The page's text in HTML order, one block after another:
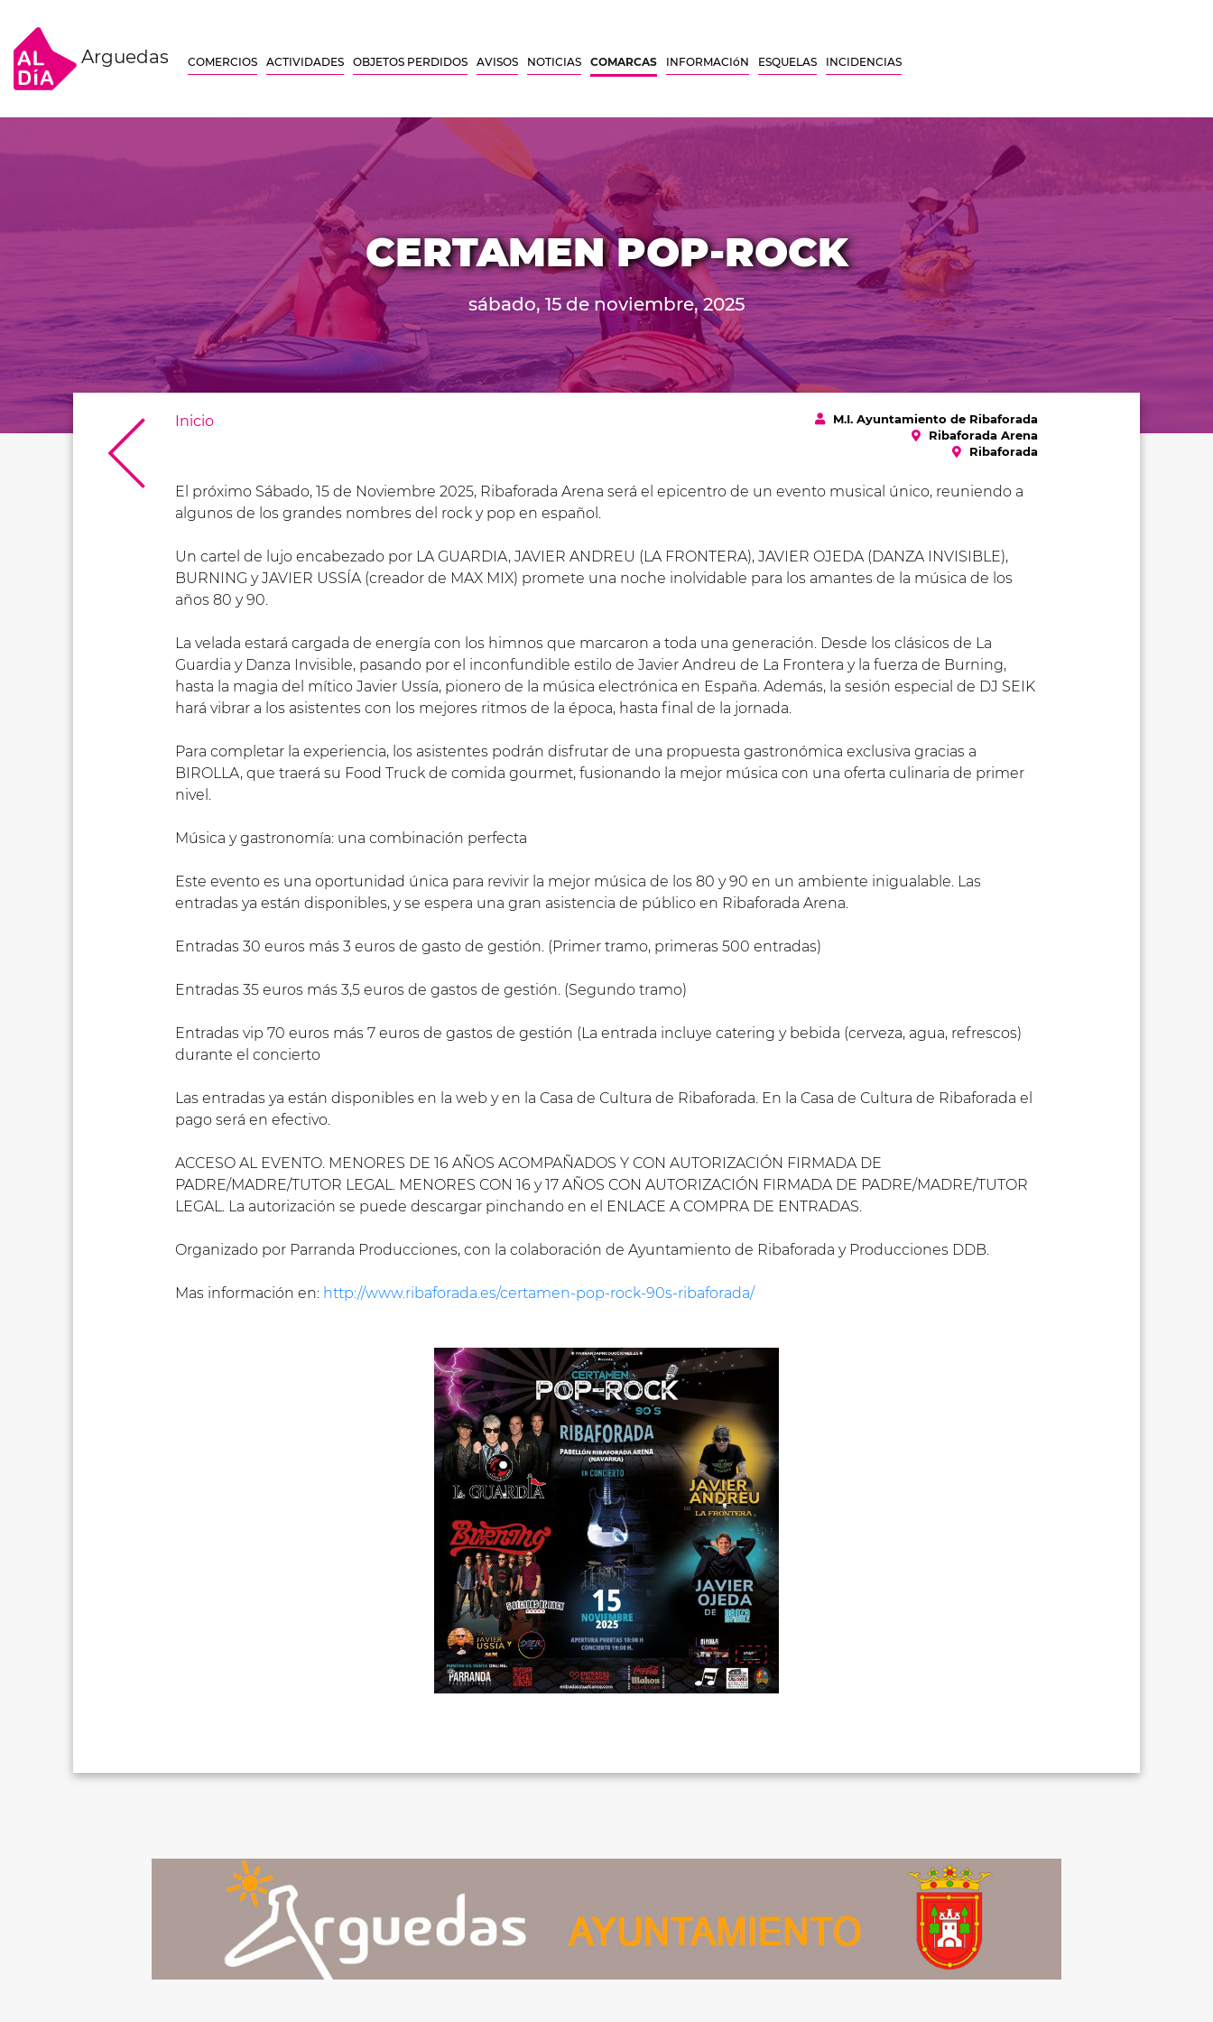
Arguedas COMERCIOS ACTIVIDADES OBJETOS PERDIDOS AVISOS NOTICIAS COMARCAS INFORMACIóN ESQUELAS INCIDENCIAS
CERTAMEN POP-ROCK
sábado, 15 de noviembre, 2025
Inicio
M.I. Ayuntamiento de Ribaforada
Ribaforada Arena
Ribaforada
El próximo Sábado, 15 de Noviembre 2025, Ribaforada Arena será el epicentro de un evento musical único, reuniendo a
algunos de los grandes nombres del rock y pop en español.
Un cartel de lujo encabezado por LA GUARDIA, JAVIER ANDREU (LA FRONTERA), JAVIER OJEDA (DANZA INVISIBLE),
BURNING y JAVIER USSÍA (creador de MAX MIX) promete una noche inolvidable para los amantes de la música de los
años 80 y 90.
La velada estará cargada de energía con los himnos que marcaron a toda una generación. Desde los clásicos de La
Guardia y Danza Invisible, pasando por el inconfundible estilo de Javier Andreu de La Frontera y la fuerza de Burning,
hasta la magia del mítico Javier Ussía, pionero de la música electrónica en España. Además, la sesión especial de DJ SEIK
hará vibrar a los asistentes con los mejores ritmos de la época, hasta final de la jornada.
Para completar la experiencia, los asistentes podrán disfrutar de una propuesta gastronómica exclusiva gracias a
BIROLLA, que traerá su Food Truck de comida gourmet, fusionando la mejor música con una oferta culinaria de primer
nivel.
Música y gastronomía: una combinación perfecta
Este evento es una oportunidad única para revivir la mejor música de los 80 y 90 en un ambiente inigualable. Las
entradas ya están disponibles, y se espera una gran asistencia de público en Ribaforada Arena.
Entradas 30 euros más 3 euros de gasto de gestión. (Primer tramo, primeras 500 entradas)
Entradas 35 euros más 3,5 euros de gastos de gestión. (Segundo tramo)
Entradas vip 70 euros más 7 euros de gastos de gestión (La entrada incluye catering y bebida (cerveza, agua, refrescos)
durante el concierto
Las entradas ya están disponibles en la web y en la Casa de Cultura de Ribaforada. En la Casa de Cultura de Ribaforada el
pago será en efectivo.
ACCESO AL EVENTO. MENORES DE 16 AÑOS ACOMPAÑADOS Y CON AUTORIZACIÓN FIRMADA DE
PADRE/MADRE/TUTOR LEGAL. MENORES CON 16 y 17 AÑOS CON AUTORIZACIÓN FIRMADA DE PADRE/MADRE/TUTOR
LEGAL. La autorización se puede descargar pinchando en el ENLACE A COMPRA DE ENTRADAS.
Organizado por Parranda Producciones, con la colaboración de Ayuntamiento de Ribaforada y Producciones DDB.
Mas información en: http://www.ribaforada.es/certamen-pop-rock-90s-ribaforada/